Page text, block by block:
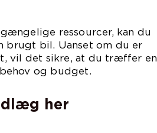
ressourcer, kan du
brugt bil. Uanset om du er
vil det sikre, at du træffer en
og budget.
her